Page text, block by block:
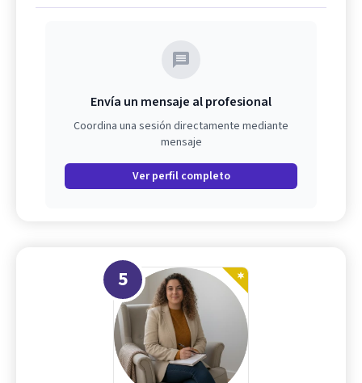
Envía un mensaje al profesional
Coordina una sesión directamente mediante
mensaje
Ver perfil completo
5